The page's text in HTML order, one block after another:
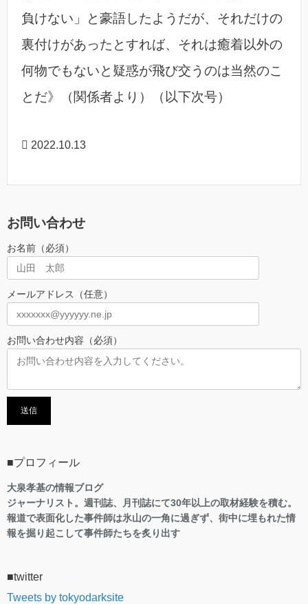
負けない」と豪語したようだが、それだけの
裏付けがあったとすれば、それは癒着以外の
何物でもないと疑惑が飛び交うのは当然のこ
とだ》（関係者より）（以下次号）
2022.10.13
お問い合わせ
お名前（必須）
メールアドレス（任意）
お問い合わせ内容（必須）
■プロフィール
大泉孝基の情報ブログ
ジャーナリスト。週刊誌、月刊誌にて30年以上の取材経験を積む。
報道で表面化した事件師は氷山の一角に過ぎず、街中に埋もれた情
報を掘り起こして事件師たちを炙り出す
■twitter
Tweets by tokyodarksite